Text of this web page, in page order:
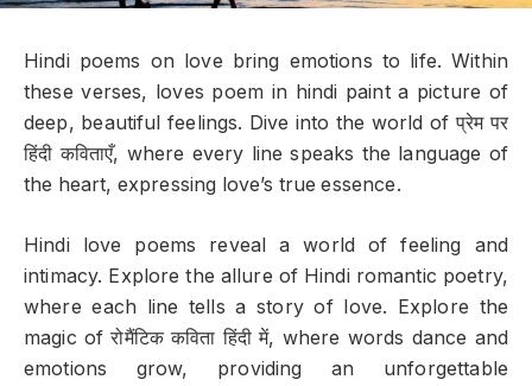
Hindi poems on love bring emotions to life. Within
these verses, loves poem in hindi paint a picture of
deep, beautiful feelings. Dive into the world of प्रेम पर
हिंदी कविताएँ, where every line speaks the language of
the heart, expressing love’s true essence.
Hindi love poems reveal a world of feeling and
intimacy. Explore the allure of Hindi romantic poetry,
where each line tells a story of love. Explore the
magic of रोमैंटिक कविता हिंदी में, where words dance and
emotions grow, providing an unforgettable